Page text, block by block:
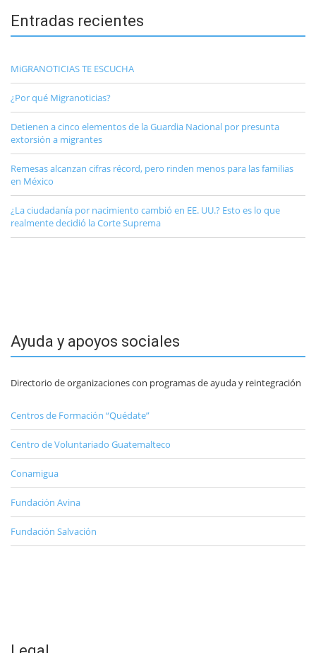
Entradas recientes
MiGRANOTICIAS TE ESCUCHA
¿Por qué Migranoticias?
Detienen a cinco elementos de la Guardia Nacional por presunta
extorsión a migrantes
Remesas alcanzan cifras récord, pero rinden menos para las familias
en México
¿La ciudadanía por nacimiento cambió en EE. UU.? Esto es lo que
realmente decidió la Corte Suprema
Ayuda y apoyos sociales
Directorio de organizaciones con programas de ayuda y reintegración
Centros de Formación “Quédate”
Centro de Voluntariado Guatemalteco
Conamigua
Fundación Avina
Fundación Salvación